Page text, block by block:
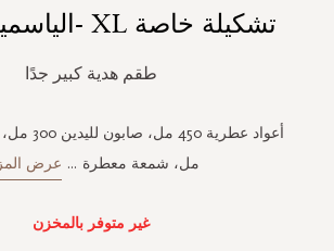
gallery
تشكيلة خاصة XL -الياسمين العذب
طقم هدية كبير جدًا
مل، شمعة معطرة ... عرض
غير متوفر بالمخزن